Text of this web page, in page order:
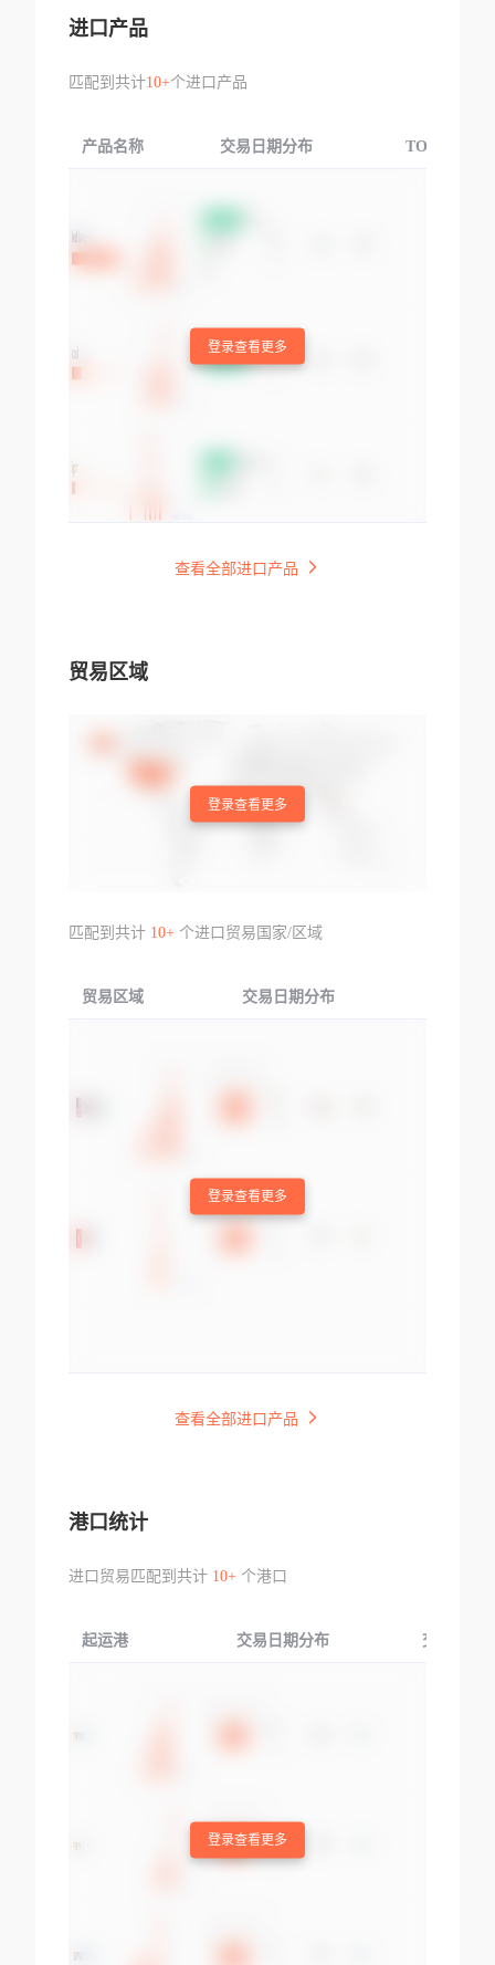
进口产品
匹配到共计10+个进口产品
产品名称 交易日期分布 TOP3交易国
登录查看更多
查看全部进口产品
贸易区域
登录查看更多
匹配到共计 10+个进口贸易国家/区域
贸易区域 交易日期分布
登录查看更多
查看全部进口产品
港口统计
进口贸易匹配到共计 10+个港口
起运港 交易日期分布 交易产品
登录查看更多